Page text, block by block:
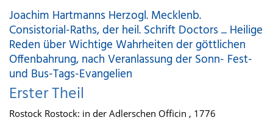
Joachim Hartmanns Herzogl. Mecklenb.
Consistorial-Raths, der heil. Schrift Doctors ... Heilige
Reden über Wichtige Wahrheiten der göttlichen
Offenbahrung, nach Veranlassung der Sonn- Fest-
und Bus-Tags-Evangelien
Erster Theil
Rostock Rostock: in der Adlerschen Officin , 1776